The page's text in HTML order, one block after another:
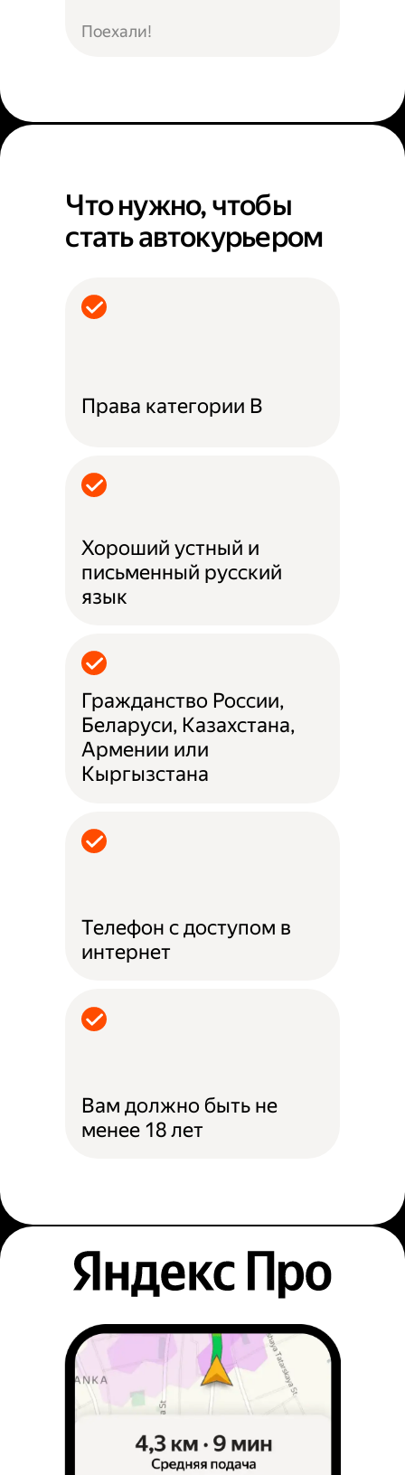
Поехали!
Что нужно, чтобы
стать автокурьером
Права категории B
Хороший устный и
письменный русский
язык
Гражданство России,
Беларуси, Казахстана,
Армении или
Кыргызстана
Телефон с доступом в
интернет
Вам должно быть не
менее 18 лет